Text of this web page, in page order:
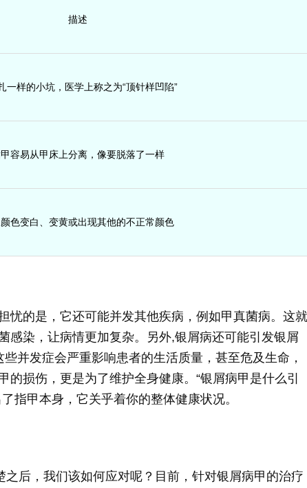
描述
一样的小坑，医学上称之为“顶针样凹陷”
容易从甲床上分离，像要脱落了一样
色变白、变黄或出现其他的不正常颜色
忧的是，它还可能并发其他疾病，例如甲真菌病。这就
感染，让病情更加复杂。另外,银屑病还可能引发银屑
并发症会严重影响患者的生活质量，甚至危及生命，
损伤，更是为了维护全身健康。“银屑病甲是什么引
指甲本身，它关乎着你的整体健康状况。
之后，我们该如何应对呢？目前，针对银屑病甲的治疗